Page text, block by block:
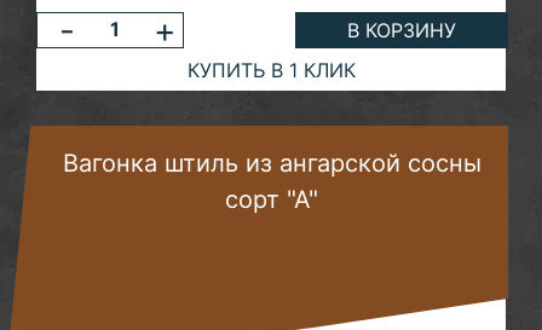
- +
В КОРЗИНУ
КУПИТЬ В 1 КЛИК
Вагонка штиль из ангарской сосны
сорт "А"